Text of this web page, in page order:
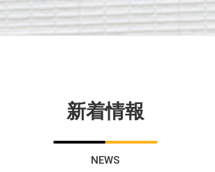
新着情報
NEWS